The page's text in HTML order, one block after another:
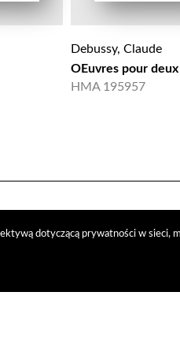
dotyczącą prywatności w sieci,
Debussy, Claude
OEuvres pour
HMA 195957